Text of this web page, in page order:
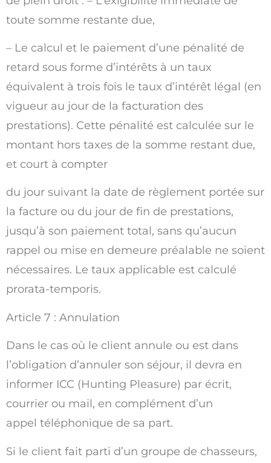
toute somme restante due,
– Le calcul et le paiement d’une pénalité de
retard sous forme d’intérêts à un taux
équivalent à trois fois le taux d’intérêt légal (en
vigueur au jour de la facturation des
prestations). Cette pénalité est calculée sur le
montant hors taxes de la somme restant due,
et court à compter
du jour suivant la date de règlement portée sur
la facture ou du jour de fin de prestations,
jusqu’à son paiement total, sans qu’aucun
rappel ou mise en demeure préalable ne soient
nécessaires. Le taux applicable est calculé
prorata-temporis.
Article 7 : Annulation
Dans le cas où le client annule ou est dans
l’obligation d’annuler son séjour, il devra en
informer ICC (Hunting Pleasure) par écrit,
courrier ou mail, en complément d’un
appel téléphonique de sa part.
Si le client fait parti d’un groupe de chasseurs,